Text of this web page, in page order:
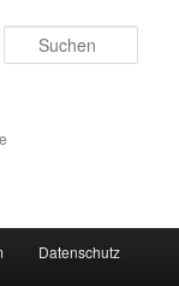
Datenschutz